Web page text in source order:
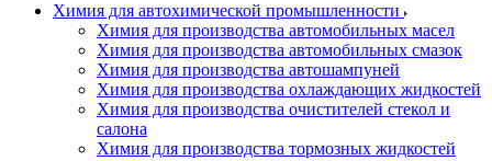
Химия для автохимической промышленности
Химия для производства автомобильных масел
Химия для производства автомобильных смазок
Химия для производства автошампуней
Химия для производства охлаждающих жидкостей
Химия для производства очистителей стекол и
салона
Химия для производства тормозных жидкостей